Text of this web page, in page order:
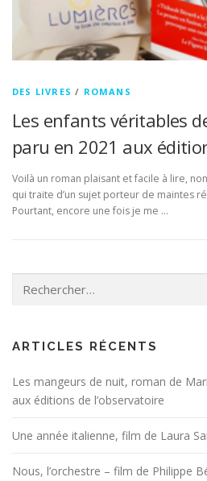
DES LIVRES / ROMANS
Les enfants véritables
paru en 2021 aux
Voilà un roman plaisant et facile à lire,
qui traite d’un sujet porteur de maintes
Pourtant, encore une fois je me …
ARTICLES RÉCENTS
Les mangeurs de nuit, roman de
aux éditions de l’observatoire
Une année italienne, film de Laura
Nous, l’orchestre – film de Philippe